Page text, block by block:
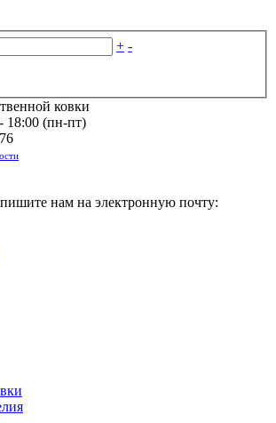
+ -
ковки
18:00 (пн-пт)
нам на электронную почту: